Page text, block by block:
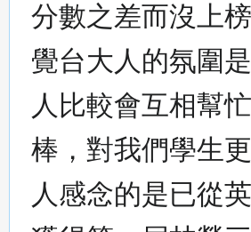
分數之差而沒上
覺台大人的氛圍
人比較會互相幫
棒，對我們學生
人感念的是已從